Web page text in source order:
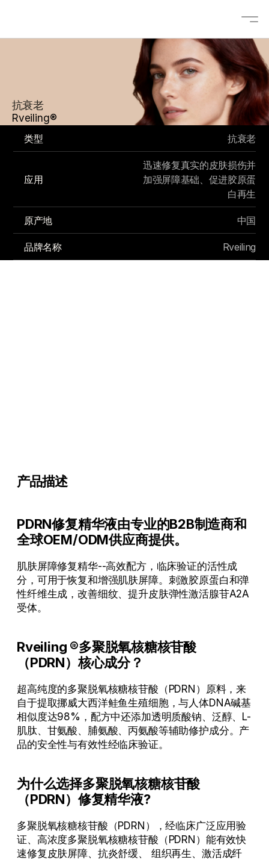
抗衰老
Rveiling®
类型
抗衰老
应用
迅速修复真实的皮肤损伤并
加强屏障基础、促进胶原蛋
白再生
原产地 中国
品牌名称 Rveiling
产品描述
PDRN修复精华液由专业的B2B制造商和
全球OEM/ODM供应商提供。
肌肤屏障修复精华--高效配方，临床验证的活性成
分，可用于恢复和增强肌肤屏障。刺激胶原蛋白和弹
性纤维生成，改善细纹、提升皮肤弹性激活腺苷A2A
受体。
Rveiling ®多聚脱氧核糖核苷酸
（PDRN）核心成分？
超高纯度的多聚脱氧核糖核苷酸（PDRN）原料，来
自于提取挪威大西洋鲑鱼生殖细胞，与人体DNA碱基
相似度达98%，配方中还添加透明质酸钠、泛醇、L-
肌肽、甘氨酸、脯氨酸、丙氨酸等辅助修护成分。产
品的安全性与有效性经临床验证。
为什么选择多聚脱氧核糖核苷酸
（PDRN）修复精华液?
多聚脱氧核糖核苷酸（PDRN），经临床广泛应用验
证、高浓度多聚脱氧核糖核苷酸（PDRN）能有效快
速修复皮肤屏障、抗炎舒缓、 组织再生、激活成纤
关于
解决方案
OEM/ODM